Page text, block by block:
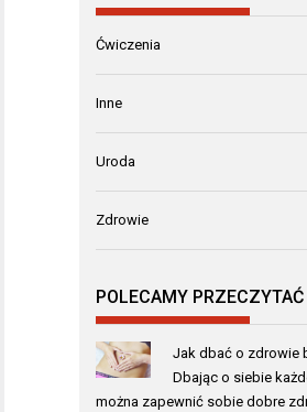
Ćwiczenia
Inne
Uroda
Zdrowie
POLECAMY PRZECZYTAĆ
Jak dbać o zdrowie
Dbając o siebie
można zapewnić sobie dobre